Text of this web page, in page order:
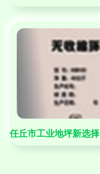
任丘市工业地坪新选